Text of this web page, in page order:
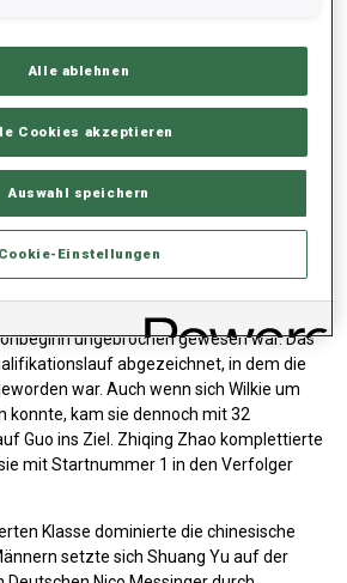
Guo Natalie Wilkies Siegesserie
ungebrochen gewesen war. Das
abgezeichnet, in dem die
war. Auch wenn sich Wilkie um
konnte, kam sie dennoch mit 32
Guo ins Ziel. Zhiqing Zhao komplettierte
mit Startnummer 1 in den Verfolger
Klasse dominierte die chinesische
setzte sich Shuang Yu auf der
Alle ablehnen
Cookies akzeptieren
Auswahl speichern
Cookie-Einstellungen